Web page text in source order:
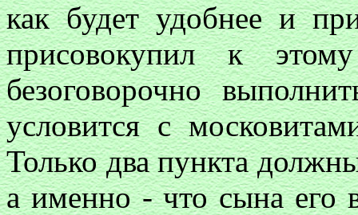
как будет удобнее и
присовокупил к
безоговорочно
условится с
Только два пункта
а именно - что сына его